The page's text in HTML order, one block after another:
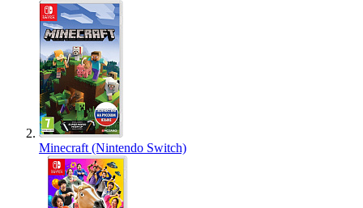
Minecraft (Nintendo Switch)